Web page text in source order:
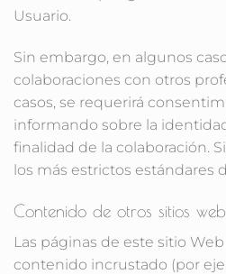
Usuario.
Sin embargo, en algunos
colaboraciones con otros
casos, se requerirá
informando sobre la
finalidad de la colaboración.
los más estrictos estándares
Contenido de otros sitios web
Las páginas de este sitio
contenido incrustado (por